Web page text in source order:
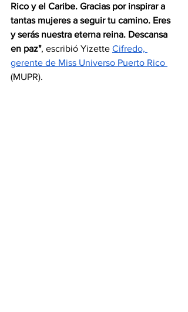
Rico y el Caribe. Gracias por inspirar a
tantas mujeres a seguir tu camino. Eres
y serás nuestra eterna reina. Descansa
en paz", escribió Yizette Cifredo,
gerente de Miss Universo Puerto Rico
(MUPR).